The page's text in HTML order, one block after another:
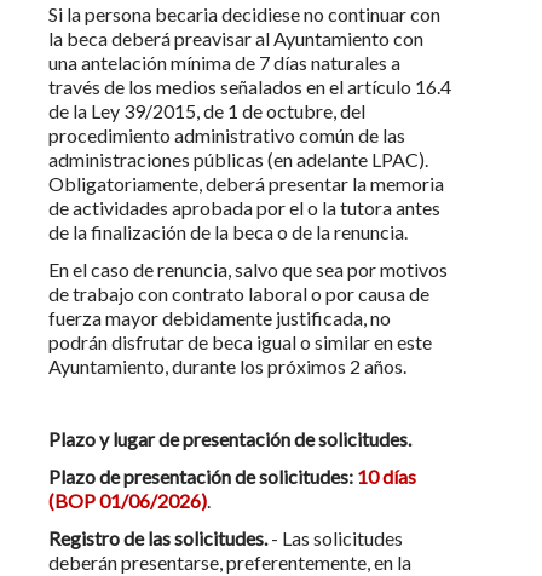
Si la persona becaria decidiese no continuar con
la beca deberá preavisar al Ayuntamiento con
una antelación mínima de 7 días naturales a
través de los medios señalados en el artículo 16.4
de la Ley 39/2015, de 1 de octubre, del
procedimiento administrativo común de las
administraciones públicas (en adelante LPAC).
Obligatoriamente, deberá presentar la memoria
de actividades aprobada por el o la tutora antes
de la finalización de la beca o de la renuncia.
En el caso de renuncia, salvo que sea por motivos
de trabajo con contrato laboral o por causa de
fuerza mayor debidamente justificada, no
podrán disfrutar de beca igual o similar en este
Ayuntamiento, durante los próximos 2 años.
Plazo y lugar de presentación de solicitudes.
Plazo de presentación de solicitudes: 10 días
(BOP 01/06/2026).
Registro de las solicitudes.- Las solicitudes
deberán presentarse, preferentemente, en la